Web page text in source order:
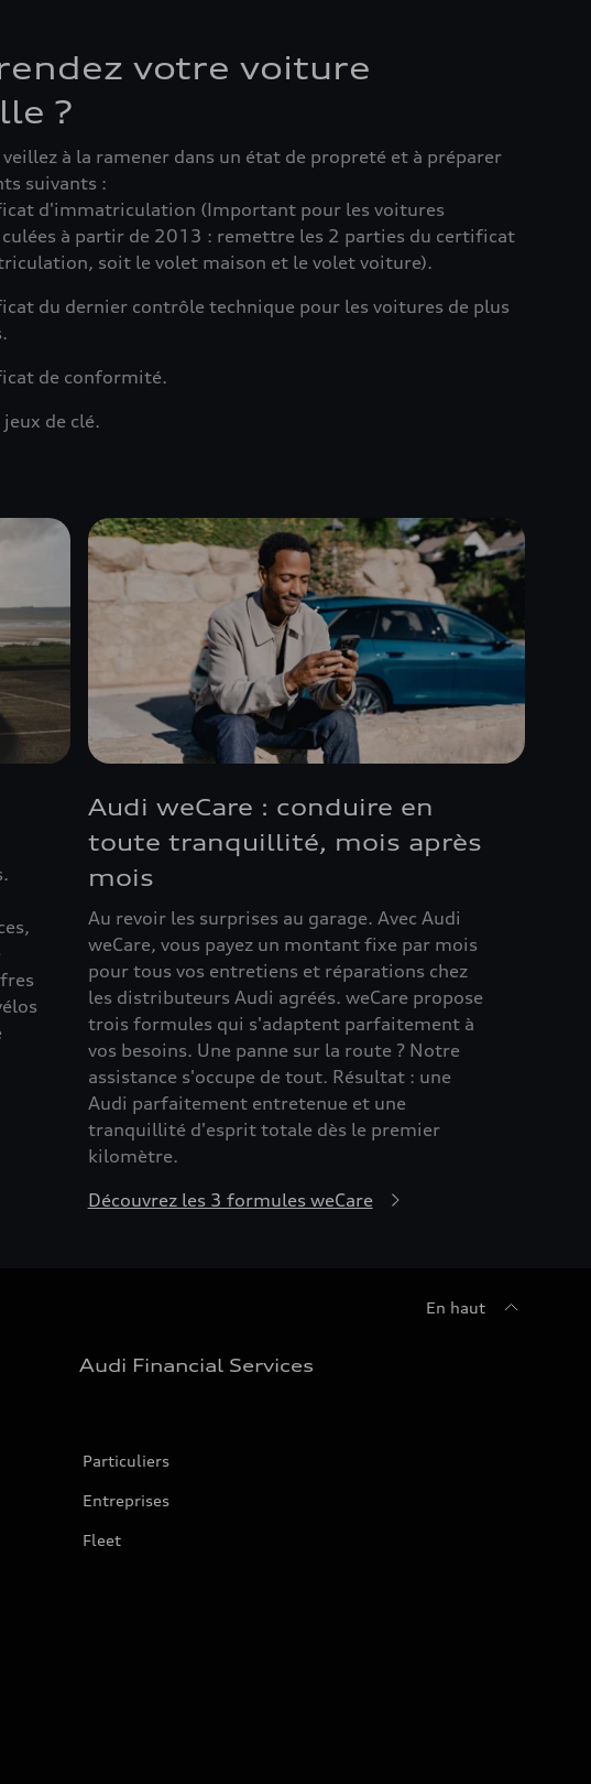
votre voiture
?
veillez à la ramener dans un état de propreté et à préparer
suivants :
d'immatriculation (Important pour les voitures
à partir de 2013 : remettre les 2 parties du certificat
soit le volet maison et le volet voiture).
du dernier contrôle technique pour les voitures de plus
de conformité.
jeux de clé.
Audi weCare : conduire en
toute tranquillité, mois après
mois
Au revoir les surprises au garage. Avec Audi
weCare, vous payez un montant fixe par mois
pour tous vos entretiens et réparations chez
les distributeurs Audi agréés. weCare propose
trois formules qui s'adaptent parfaitement à
vos besoins. Une panne sur la route ? Notre
assistance s'occupe de tout. Résultat : une
Audi parfaitement entretenue et une
tranquillité d'esprit totale dès le premier
kilomètre.
Découvrez les 3 formules weCare
En haut
Audi Financial Services
Particuliers
Entreprises
Fleet